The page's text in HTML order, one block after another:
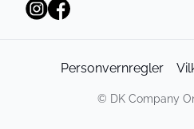
Personvernregler
© DK Company